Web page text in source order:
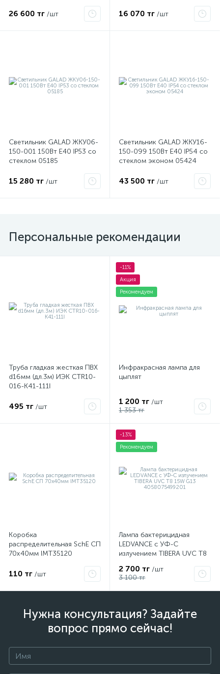
26 600 тг /шт 16 070 тг /шт
Светильник GALAD ЖКУ06-
150-001 150Вт E40 IP53 со
стеклом 05185
15 280 тг /шт
Светильник GALAD ЖКУ16-
150-099 150Вт E40 IP54 со
стеклом эконом 05424
43 500 тг /шт
Персональные рекомендации
Труба гладкая жесткая ПВХ
d16мм (дл.3м) ИЭК CTR10-
016-K41-111I
495 тг /шт
-11%
Акция
Рекомендуем
Инфракрасная лампа для
цыплят
1 200 тг /шт
1 353 тг
Коробка
распределительная SchE СП
70х40мм IMT35120
110 тг /шт
-13%
Рекомендуем
Лампа бактерицидная
LEDVANCE с УФ-С
излучением TIBERA UVC T8
2 700 тг /шт
3 100 тг
Нужна консультация? Задайте
вопрос прямо сейчас!